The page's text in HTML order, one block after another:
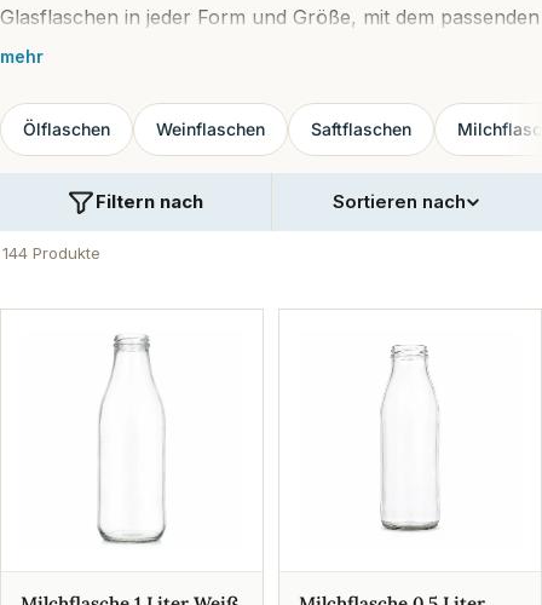
Glasflaschen in jeder Form und Größe, mit dem passenden
Verschluss.
mehr
Ölflaschen Weinflaschen Saftflaschen
144 Produkte
Filtern nach Sortieren nach